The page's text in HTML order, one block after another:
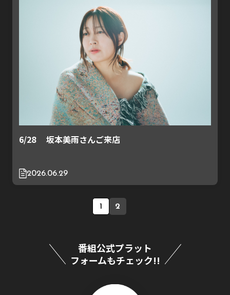
6/28 坂本美雨さんご来店
2026.06.29
1 2
番組公式プラット
フォームもチェック!!